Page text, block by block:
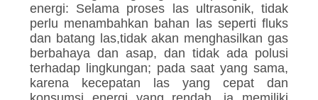
energi: Selama proses las ultrasonik, tidak
perlu menambahkan bahan las seperti fluks
dan batang las,tidak akan menghasilkan gas
berbahaya dan asap, dan tidak ada polusi
terhadap lingkungan; pada saat yang sama,
karena kecepatan las yang cepat dan